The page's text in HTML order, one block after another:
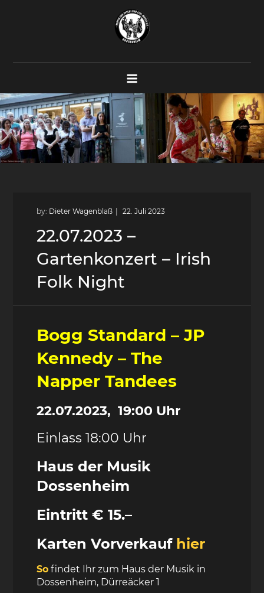
Verein zur Pflege der Live-Musik
e.V.
Konzerte – Proberäume – Veranstaltungen
by: Dieter Wagenblaß
22.07.2023 –
Gartenkonzert – Irish
Folk Night
Bogg Standard – JP
Kennedy – The
Napper Tandees
22.07.2023, 19:00 Uhr
Einlass 18:00 Uhr
Haus der Musik
Dossenheim
Eintritt € 15.–
Karten Vorverkauf hier
So findet Ihr zum Haus der Musik in
Dossenheim, Dürreäcker 1